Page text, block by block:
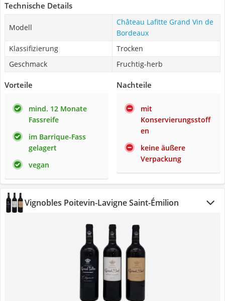
Technische Details
Modell
Château Lafitte Grand Vin de
Bordeaux
Klassifizierung
Trocken
Geschmack
Fruchtig-herb
Vorteile
mind. 12 Monate
Fassreife
im Barrique-Fass
gelagert
vegan
Nachteile
mit
Konservierungsstoff
en
keine äußere
Verpackung
Vignobles Poitevin-Lavigne Saint-Émilion